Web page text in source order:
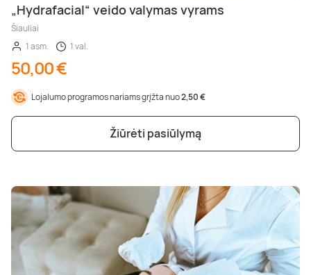
„Hydrafacial“ veido valymas vyrams
Šiauliai
1 asm.
1 val.
50,00 €
Lojalumo programos nariams grįžta nuo2,50 €
Žiūrėti pasiūlymą